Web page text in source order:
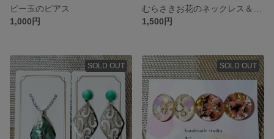
ビー玉のピアス
1,000円
1,500円
SOLD OUT SOLD OUT